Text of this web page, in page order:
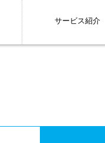
サービス紹介